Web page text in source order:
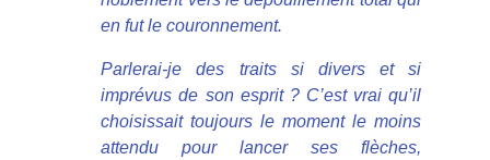
en fut le couronnement.
Parlerai-je des traits si divers et si
imprévus de son esprit ? C’est vrai qu’il
choisissait toujours le moment le moins
attendu pour lancer ses flèches,